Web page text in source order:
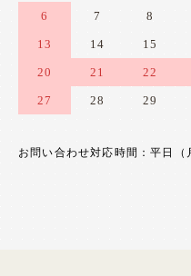
6 7 8
13 14 15
20 21 22
27 28 29
お問い合わせ対応時間：平日（